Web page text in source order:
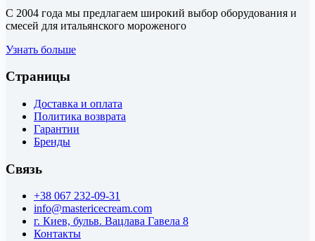
С 2004 года мы предлагаем широкий выбор оборудования и
смесей для итальянского мороженого
Узнать больше
Страницы
Доставка и оплата
Политика возврата
Гарантии
Бренды
Связь
+38 067 232-09-31
info@mastericecream.com
г. Киев, бульв. Вацлава Гавела 8
Контакты